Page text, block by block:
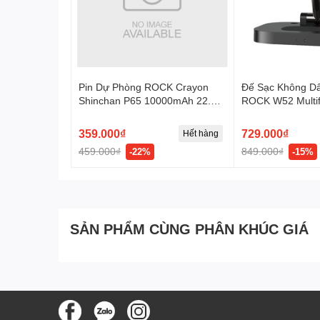
Pin Dự Phòng ROCK Crayon
Shinchan P65 10000mAh 22.5W
Built-in Cables, Smart Digital
Display)
359.000₫
459.000₫ -22%
Hết hàng
Đế Sạc Không
ROCK W52
729.000₫
849.000₫ -15%
SẢN PHẨM CÙNG PHÂN KHÚC GIÁ